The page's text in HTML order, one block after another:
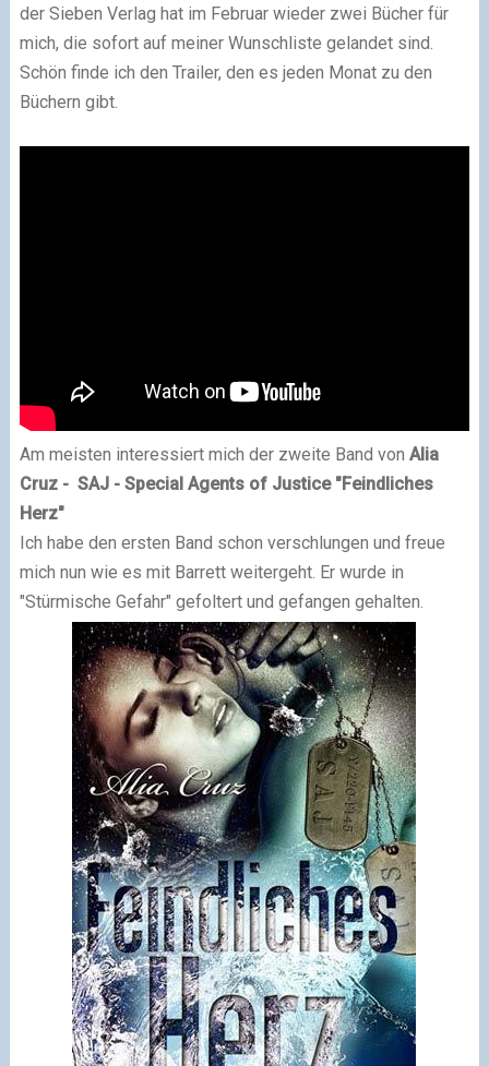
der Sieben Verlag hat im Februar wieder zwei Bücher für
mich, die sofort auf meiner Wunschliste gelandet sind.
Schön finde ich den Trailer, den es jeden Monat zu den
Büchern gibt.
Am meisten interessiert mich der zweite Band von Alia
Cruz - SAJ - Special Agents of Justice "Feindliches
Herz"
Ich habe den ersten Band schon verschlungen und freue
mich nun wie es mit Barrett weitergeht. Er wurde in
"Stürmische Gefahr" gefoltert und gefangen gehalten.